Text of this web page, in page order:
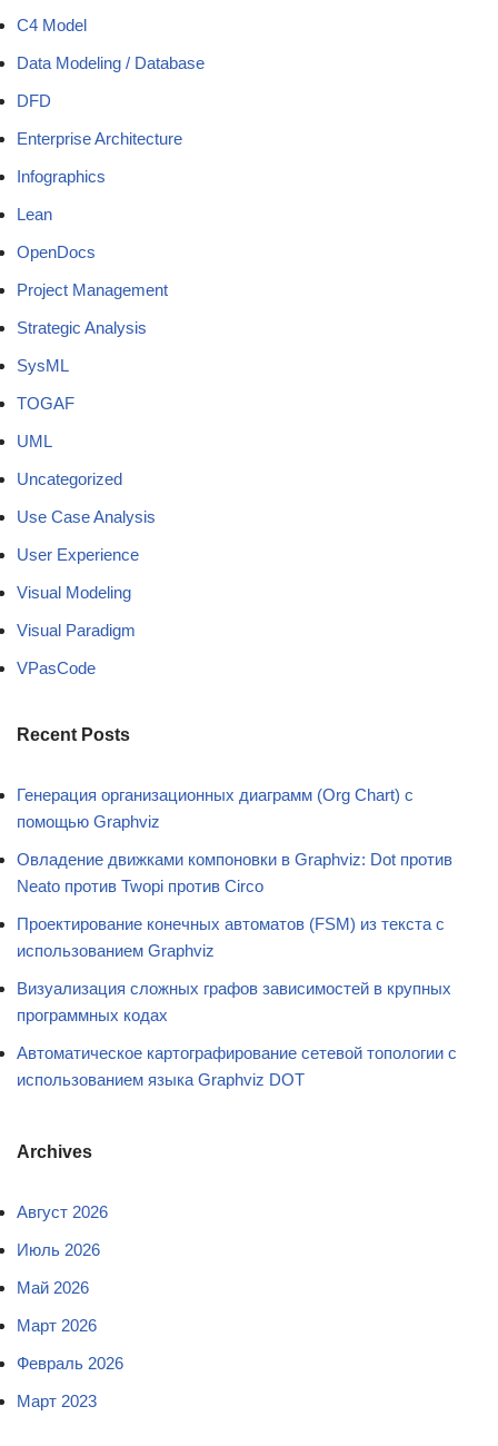
C4 Model
Data Modeling / Database
DFD
Enterprise Architecture
Infographics
Lean
OpenDocs
Project Management
Strategic Analysis
SysML
TOGAF
UML
Uncategorized
Use Case Analysis
User Experience
Visual Modeling
Visual Paradigm
VPasCode
Recent Posts
Генерация организационных диаграмм (Org Chart) с
помощью Graphviz
Овладение движками компоновки в Graphviz: Dot против
Neato против Twopi против Circo
Проектирование конечных автоматов (FSM) из текста с
использованием Graphviz
Визуализация сложных графов зависимостей в крупных
программных кодах
Автоматическое картографирование сетевой топологии с
использованием языка Graphviz DOT
Archives
Август 2026
Июль 2026
Май 2026
Март 2026
Февраль 2026
Март 2023